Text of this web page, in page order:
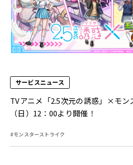
サービスニュース
TVアニメ「2.5次元の誘惑」×モン
（日）12：00より開催！
#モンスターストライク